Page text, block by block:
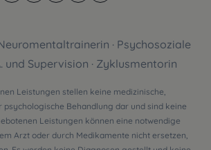
· Psychosoziale
und Supervision · Zyklusmentorin
Leistungen stellen keine medizinische,
psychologische Behandlung dar und sind keine
Leistungen können eine notwendige
Arzt oder durch Medikamente nicht ersetzen,